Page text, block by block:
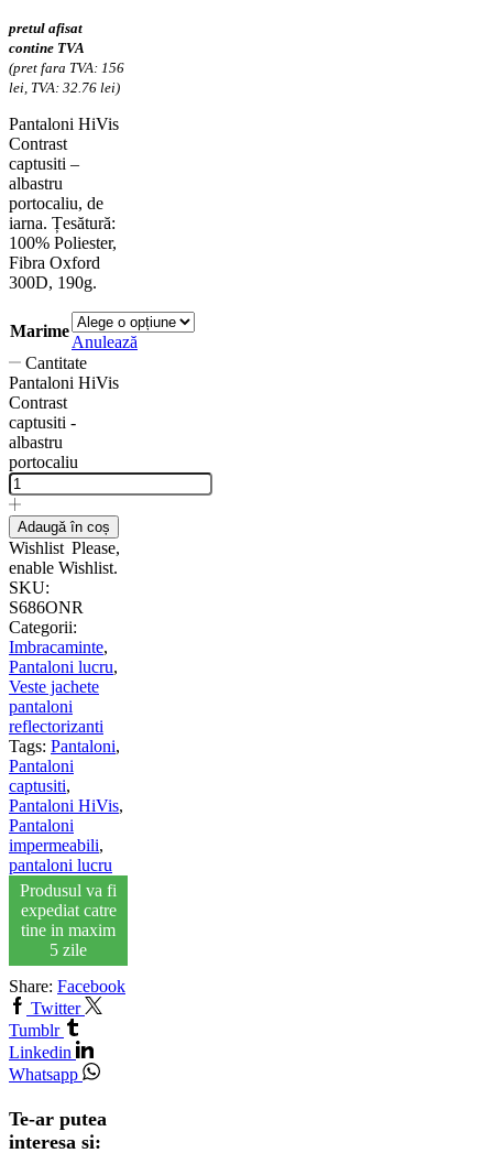
pretul afisat
contine TVA
(pret fara TVA: 156
lei, TVA: 32.76 lei)
Pantaloni HiVis
Contrast
captusiti –
albastru
portocaliu, de
iarna. Țesătură:
100% Poliester,
Fibra Oxford
300D, 190g.
Marime
Anulează
Cantitate
Pantaloni HiVis
Contrast
captusiti -
albastru
portocaliu
Adaugă în coș
Wishlist Please,
enable Wishlist.
SKU:
S686ONR
Categorii:
Imbracaminte,
Pantaloni lucru,
Veste jachete
pantaloni
reflectorizanti
Tags: Pantaloni,
Pantaloni
captusiti,
Pantaloni HiVis,
Pantaloni
impermeabili,
pantaloni lucru
Produsul va fi
expediat catre
tine in maxim
5 zile
Share: Facebook
Twitter
Tumblr
Linkedin
Whatsapp
Te-ar putea
interesa si: